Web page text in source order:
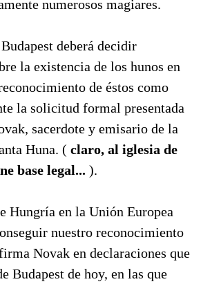
numerosos magiares.
deberá decidir
la existencia de los hunos en
de éstos como
la solicitud formal presentada
sacerdote y emisario de la
Huna. ( claro, al iglesia de
base legal... ).
Hungría en la Unión Europea
nuestro reconocimiento
Novak en declaraciones que
Budapest de hoy, en las que